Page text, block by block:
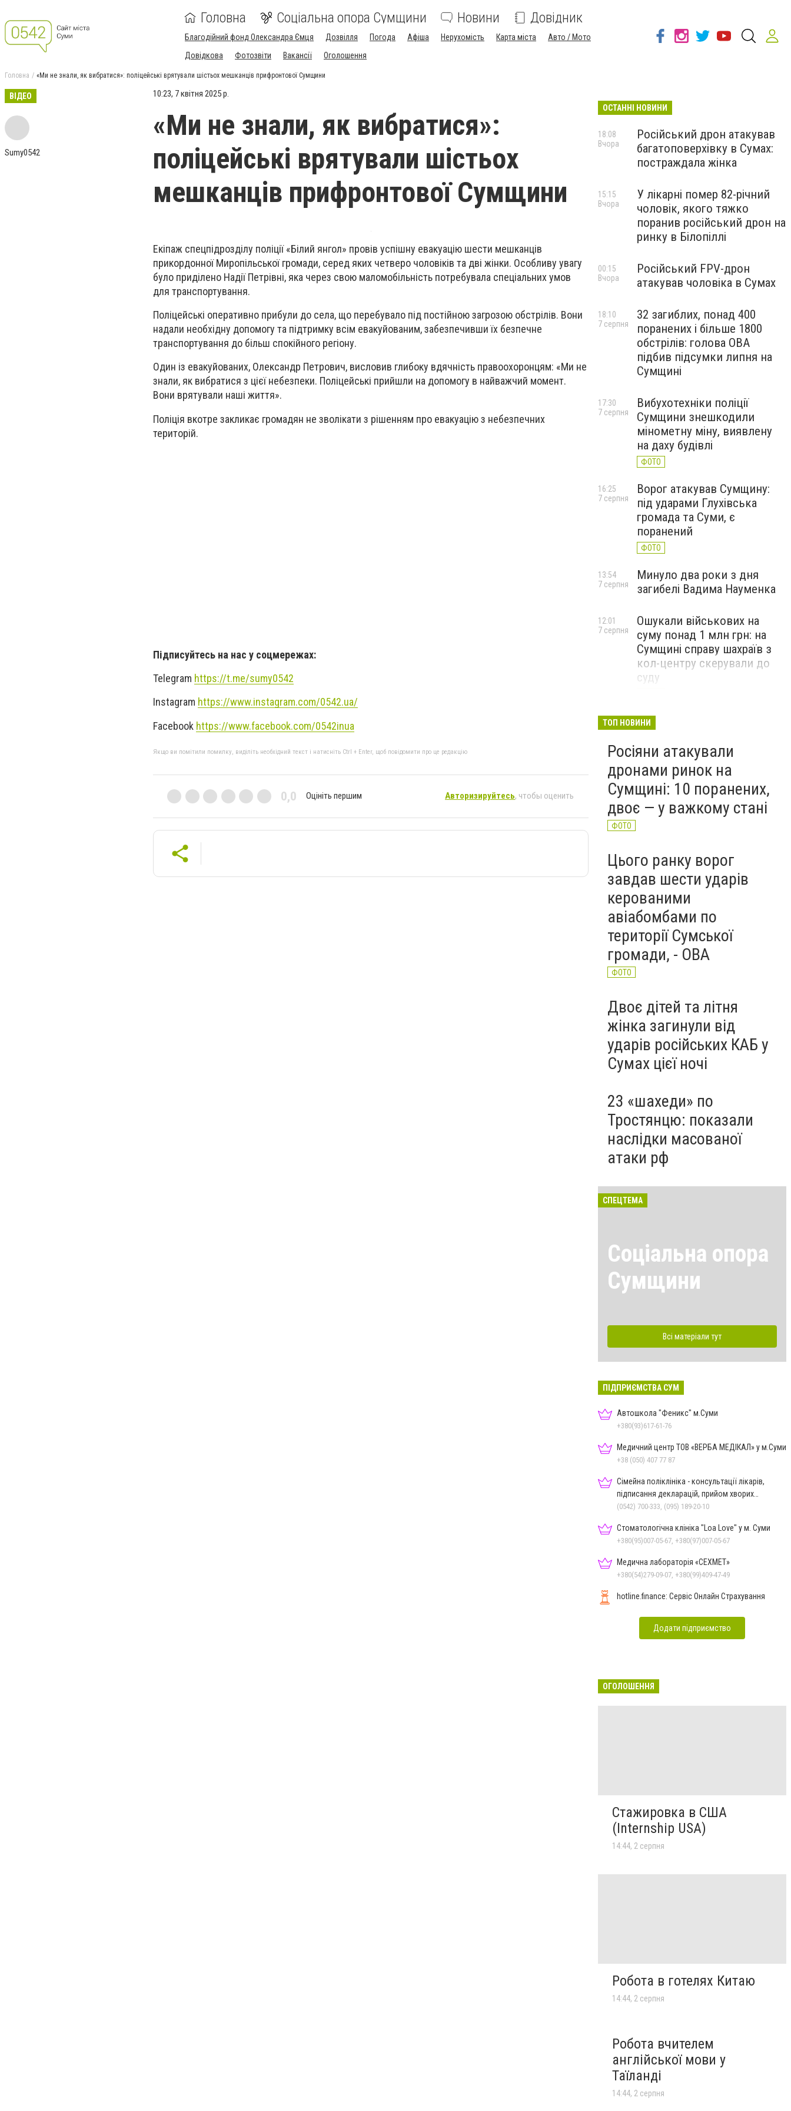
Головна Соціальна опора Сумщини Новини Довідник
Благодійний фонд Олександра Ємця Дозвілля Погода Афіша Нерухомість Карта міста
Авто / Мото
Довідкова
Фотозвіти Вакансії Оголошення
Головна «Ми не знали, як вибратися»: поліцейські врятували шістьох мешканців прифронтової Сумщини
ВІДЕО
Sumy0542
10:23, 7 квітня 2025 р.
«Ми не знали, як вибратися»:
поліцейські врятували шістьох
мешканців прифронтової Сумщини
Екіпаж спецпідрозділу поліції «Білий янгол» провів успішну евакуацію шести мешканців
прикордонної Миропільської громади, серед яких четверо чоловіків та дві жінки. Особливу увагу
було приділено Надії Петрівні, яка через свою маломобільність потребувала спеціальних умов
для транспортування.
Поліцейські оперативно прибули до села, що перебувало під постійною загрозою обстрілів. Вони
надали необхідну допомогу та підтримку всім евакуйованим, забезпечивши їх безпечне
транспортування до більш спокійного регіону.
Один із евакуйованих, Олександр Петрович, висловив глибоку вдячність правоохоронцям: «Ми не
знали, як вибратися з цієї небезпеки. Поліцейські прийшли на допомогу в найважчий момент.
Вони врятували наші життя».
Поліція вкотре закликає громадян не зволікати з рішенням про евакуацію з небезпечних
територій.
Підписуйтесь на нас у соцмережах:
Telegram https://t.me/sumy0542
Instagram https://www.instagram.com/0542.ua/
Facebook https://www.facebook.com/0542inua
Якщо ви помітили помилку, виділіть необхідний текст і натисніть Ctrl + Enter, щоб повідомити про це редакцію
0,0 Оцініть першим Авторизируйтесь, чтобы оценить
ОСТАННІ НОВИНИ
Російський дрон атакував
багатоповерхівку в Сумах:
постраждала жінка
18:08
Вчора
У лікарні помер 82-річний
чоловік, якого тяжко
поранив російський дрон на
ринку в Білопіллі
15:15
Вчора
Російський FPV-дрон
атакував чоловіка в Сумах
00:15
Вчора
32 загиблих, понад 400
поранених і більше 1800
обстрілів: голова ОВА
підбив підсумки липня на
Сумщині
18:10
7 серпня
Вибухотехніки поліції
Сумщини знешкодили
мінометну міну, виявлену
на даху будівлі
ФОТО
17:30
7 серпня
Ворог атакував Сумщину:
під ударами Глухівська
громада та Суми, є
поранений
ФОТО
16:25
7 серпня
Минуло два роки з дня
загибелі Вадима Науменка
13:54
7 серпня
Ошукали військових на
суму понад 1 млн грн: на
Сумщині справу шахраїв з
кол-центру скерували до
суду
12:01
7 серпня
ТОП НОВИНИ
Росіяни атакували
дронами ринок на
Сумщині: 10 поранених,
двоє — у важкому стані
ФОТО
Цього ранку ворог
завдав шести ударів
керованими
авіабомбами по
території Сумської
громади, - ОВА
ФОТО
Двоє дітей та літня
жінка загинули від
ударів російських КАБ у
Сумах цієї ночі
23 «шахеди» по
Тростянцю: показали
наслідки масованої
атаки рф
СПЕЦТЕМА
Соціальна опора
Сумщини
Всі матеріали тут
ПІДПРИЄМСТВА СУМ
Автошкола "Феникс" м.Суми
+380(93)617-61-76
Медичний центр ТОВ «ВЕРБА МЕДІКАЛ» у м.Суми
+38 (050) 407 77 87
Сімейна поліклініка - консультації лікарів,
підписання декларацій, прийом хворих
дорослих та дітей
(0542) 700-333, (095) 189-20-10
Стоматологічна клініка "Loa Love" у м. Суми
+380(95)007-05-67, +380(97)007-05-67
Медична лабораторія «СЕХМЕТ»
+380(54)279-09-07, +380(99)409-47-49
hotline.finance: Сервіс Онлайн Страхування
Додати підприємство
ОГОЛОШЕННЯ
Стажировка в США
(Internship USA)
14:44, 2 серпня
Робота в готелях Китаю
14:44, 2 серпня
Робота вчителем
англійської мови у
Таїланді
14:44, 2 серпня